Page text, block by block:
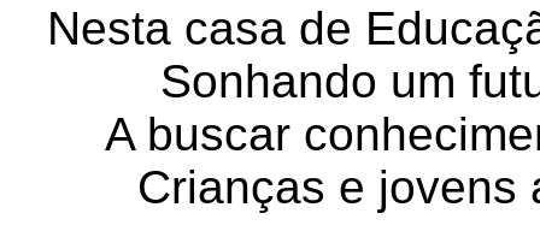
Nesta casa de
Sonhando um
A buscar
Crianças e jovens